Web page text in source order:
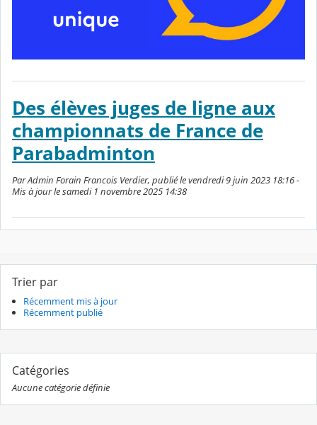
Des élèves juges de ligne aux
championnats de France de
Parabadminton
Par Admin Forain Francois Verdier, publié le vendredi 9 juin 2023 18:16 -
Mis à jour le samedi 1 novembre 2025 14:38
Trier par
Récemment mis à jour
Récemment publié
Catégories
Aucune catégorie définie